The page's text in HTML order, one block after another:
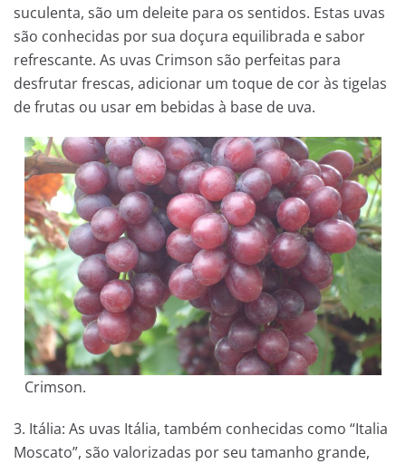
suculenta, são um deleite para os sentidos. Estas uvas
são conhecidas por sua doçura equilibrada e sabor
refrescante. As uvas Crimson são perfeitas para
desfrutar frescas, adicionar um toque de cor às tigelas
de frutas ou usar em bebidas à base de uva.
Crimson.
3. Itália: As uvas Itália, também conhecidas como “Italia
Moscato”, são valorizadas por seu tamanho grande,